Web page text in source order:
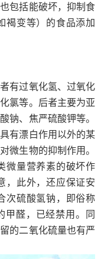
包括能破坏，抑制食
褐变等）的食品添加
有过氧化氢、过氧化
氯等。后者主要为亚
钠、焦严硫酸钾等。
有漂白作用以外的某
微生物的抑制作用。
微量营养素的破坏作
，此外，还应保证安
次硫酸氢钠，即俗称
甲醛，已经禁用。同
的二氧化硫量也有严